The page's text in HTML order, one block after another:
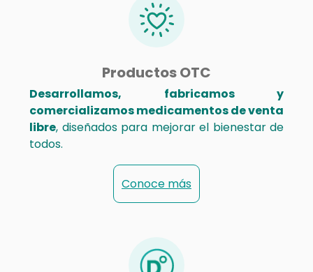
Productos OTC
Desarrollamos, fabricamos y
comercializamos medicamentos de venta
libre, diseñados para mejorar el bienestar de
todos.
Conoce más